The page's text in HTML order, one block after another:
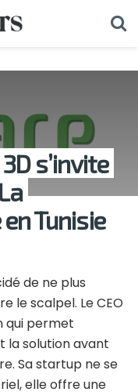
s’invite
Tunisie
de ne plus
le scalpel. Le CEO
qui permet
la solution avant
Sa startup ne se
elle offre une